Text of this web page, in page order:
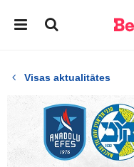
Visas aktualitātes